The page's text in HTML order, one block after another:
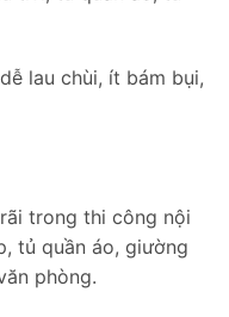
lau chùi, ít bám bụi,
trong thi công nội
tủ quần áo, giường
phòng.